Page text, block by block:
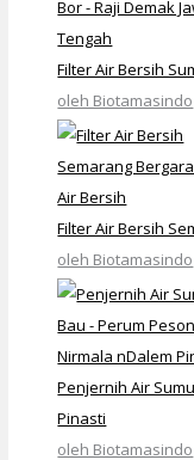
Filter Air Bersih
oleh Biotamasindo
Filter Air Bersih
oleh Biotamasindo
Penjernih Air
Pinasti
oleh Biotamasindo